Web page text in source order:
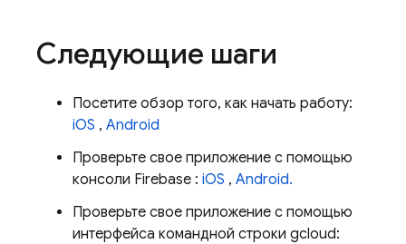
Следующие шаги
Посетите обзор того, как начать работу:
iOS , Android
Проверьте свое приложение с помощью
консоли Firebase : iOS , Android.
Проверьте свое приложение с помощью
интерфейса командной строки gcloud: